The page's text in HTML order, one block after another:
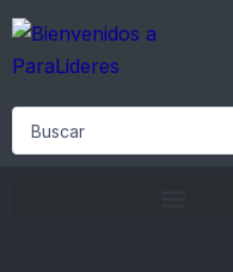
Skip
content